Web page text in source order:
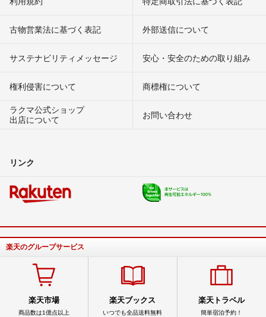
古物営業法に基づく表記 外部送信について
サステナビリティメッセージ 安心・安全のための取り組み
権利侵害について
商標権について
ラクマ公式ショップ
出店について
お問い合わせ
リンク
楽天のグループサービス
楽天市場
商品数は1億点以上
楽天ブックス
いつでも全品送料無料
楽天トラベル
簡単宿泊予約！